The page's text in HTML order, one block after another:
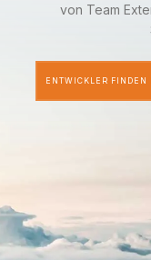
von Team
ENTWICKLER